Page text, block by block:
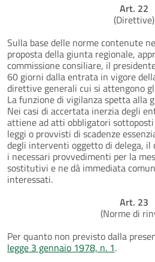
Art. 22
(Direttive)
Sulla base delle norme contenute
proposta della giunta regionale,
commissione consiliare, il
60 giorni dalla entrata in vigore
direttive generali cui si attengono
La funzione di vigilanza spetta alla
Nei casi di accertata inerzia degli
attiene ad atti obbligatori
leggi o provvisti di scadenze
degli interventi oggetto di delega, il
i necessari provvedimenti per la
sostitutivi e ne dà immediata
interessati.
Art. 23
(Norme di
Per quanto non previsto dalla
legge 3 gennaio 1978, n. 1.